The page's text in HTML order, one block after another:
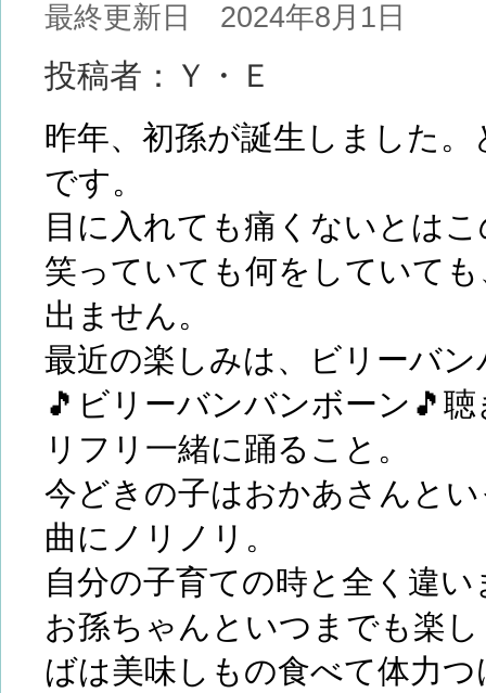
最終更新日 2024年8月1日
投稿者：Ｙ・Ｅ
昨年、初孫が誕生しました
です。
目に入れても痛くないとは
笑っていても何をしていて
出ません。
最近の楽しみは、ビリーバ
🎵ビリーバンバンボーン🎵
リフリ一緒に踊ること。
今どきの子はおかあさんと
曲にノリノリ。
自分の子育ての時と全く違い
お孫ちゃんといつまでも楽
ばは美味しもの食べて体力